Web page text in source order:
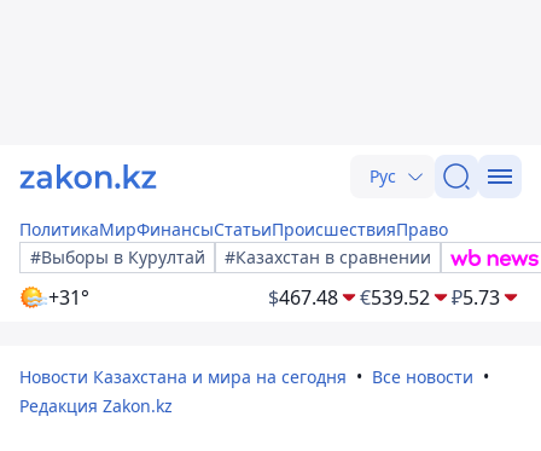
Рус
ПолитикаМирФинансыСтатьиПроисшествияПраво
#Выборы в Курултай
#Казахстан в сравнении
+31° $467.48 €539.52 ₽5.73
Новости Казахстана и мира на сегодня
Все новости
Редакция Zakon.kz